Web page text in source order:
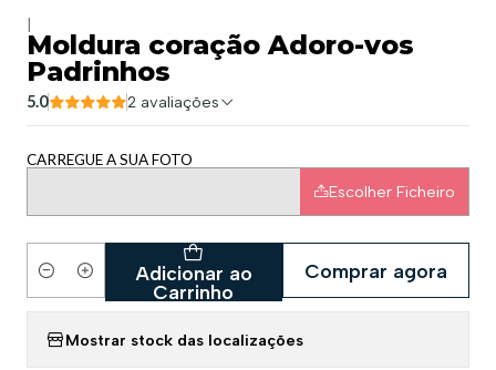
Moldura coração Adoro-vos
Padrinhos
5.0 2 avaliações
CARREGUE A SUA FOTO
Escolher Ficheiro
Quantidade
Adicionar ao
Carrinho
Comprar agora
Mostrar stock das localizações